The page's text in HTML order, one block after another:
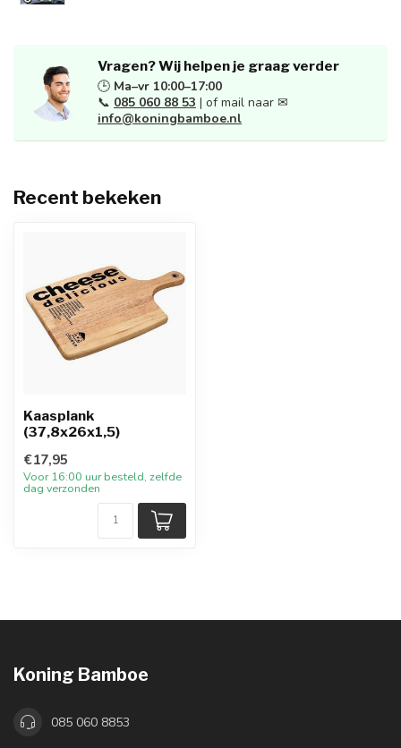
Vragen? Wij helpen je graag verder
🕒 Ma–vr 10:00–17:00
📞 085 060 88 53 | of mail naar ✉
info@koningbamboe.nl
Recent bekeken
Kaasplank
(37,8x26x1,5)
€17,95
Voor 16:00 uur besteld, zelfde
dag verzonden
Koning Bamboe
085 060 8853